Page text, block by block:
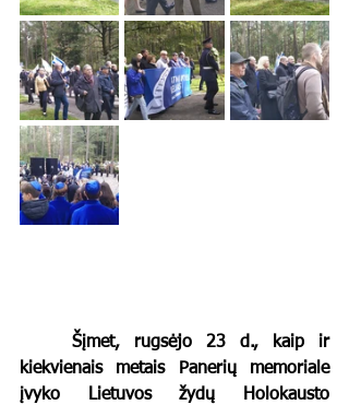
kiekvienais metais Panerių memoriale
įvyko Lietuvos žydų Holokausto